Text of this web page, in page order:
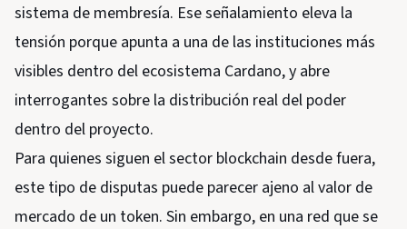
sistema de membresía. Ese señalamiento eleva la
tensión porque apunta a una de las instituciones más
visibles dentro del ecosistema Cardano, y abre
interrogantes sobre la distribución real del poder
dentro del proyecto.
Para quienes siguen el sector blockchain desde fuera,
este tipo de disputas puede parecer ajeno al valor de
mercado de un token. Sin embargo, en una red que se